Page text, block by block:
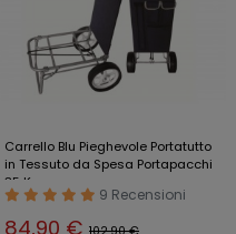
Carrello Blu Pieghevole Portatutto
in Tessuto da Spesa Portapacchi
35 Kg
9 Recensioni
84,90 €